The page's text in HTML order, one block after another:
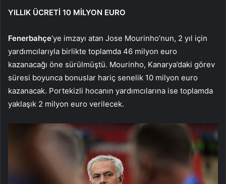
YILLIK ÜCRETİ 10 MİLYON EURO
Fenerbahçe‘ye imzayı atan Jose Mourinho’nun, 2 yıl için
yardımcılarıyla birlikte toplamda 46 milyon euro
kazanacağı öne sürülmüştü. Mourinho, Kanarya’daki görev
süresi boyunca bonuslar hariç senelik 10 milyon euro
kazanacak. Portekizli hocanın yardımcılarına ise toplamda
yaklaşık 2 milyon euro verilecek.